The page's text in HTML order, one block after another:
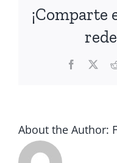
¡Comparte
Facebook
About the Author: